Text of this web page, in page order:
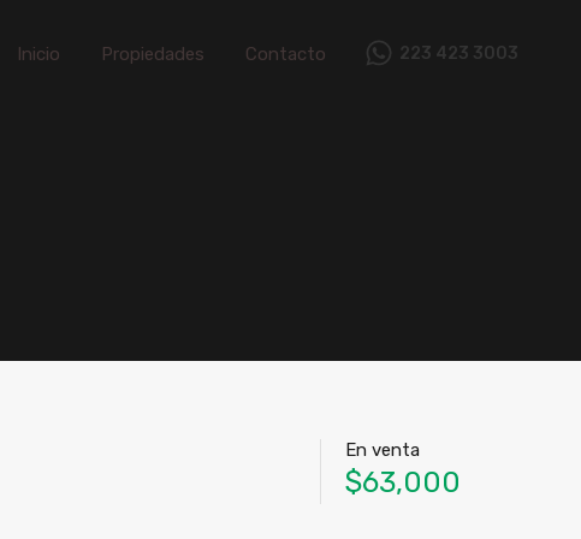
Inicio Propiedades Contacto
Inicio Propiedades Contacto 223 423 3003
En venta
$63,000